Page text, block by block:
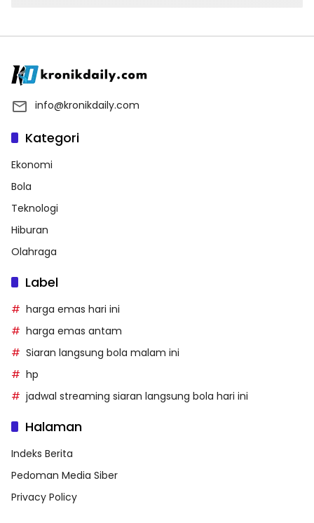
info@kronikdaily.com
Kategori
Ekonomi
Bola
Teknologi
Hiburan
Olahraga
Label
harga emas hari ini
harga emas antam
Siaran langsung bola malam ini
hp
jadwal streaming siaran langsung bola hari ini
Halaman
Indeks Berita
Pedoman Media Siber
Privacy Policy